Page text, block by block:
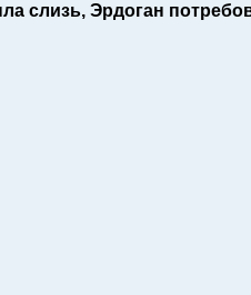
слизь, Эрдоган